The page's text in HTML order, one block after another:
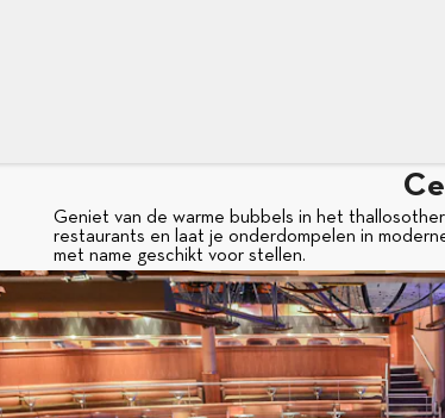
Geniet van de warme bubbels in het
restaurants en laat je onderdompelen in
met name geschikt voor stellen.